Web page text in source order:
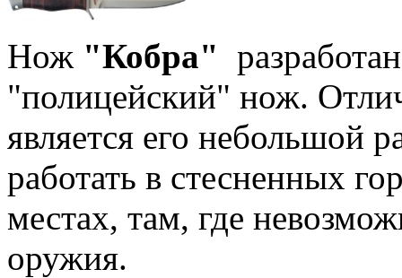
Нож "Кобра"
"полицейский" нож.
является его небольшой
работать в стесненных
местах, там, где
оружия.